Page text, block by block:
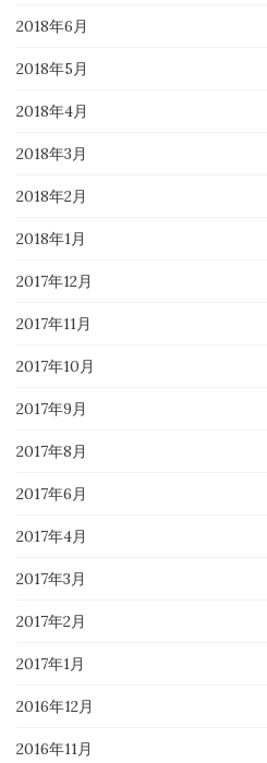
2018年6月
2018年5月
2018年4月
2018年3月
2018年2月
2018年1月
2017年12月
2017年11月
2017年10月
2017年9月
2017年8月
2017年6月
2017年4月
2017年3月
2017年2月
2017年1月
2016年12月
2016年11月